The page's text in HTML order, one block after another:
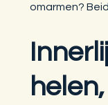
omarmen?